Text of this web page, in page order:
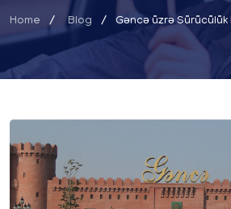
Home Blog Gəncə üzrə Sürücülük